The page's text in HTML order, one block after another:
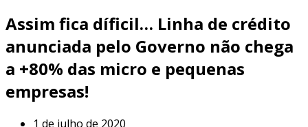
Assim fica díficil… Linha de crédito
anunciada pelo Governo não chega
a +80% das micro e pequenas
empresas!
1 de julho de 2020